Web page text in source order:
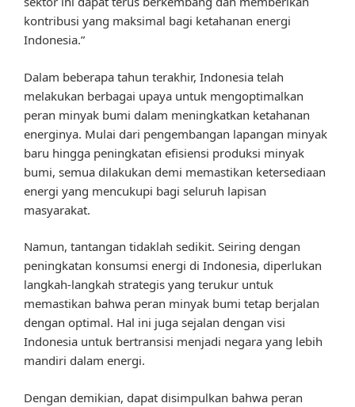
kontribusi yang maksimal bagi ketahanan energi
Indonesia.”
Dalam beberapa tahun terakhir, Indonesia telah
melakukan berbagai upaya untuk mengoptimalkan
peran minyak bumi dalam meningkatkan ketahanan
energinya. Mulai dari pengembangan lapangan minyak
baru hingga peningkatan efisiensi produksi minyak
bumi, semua dilakukan demi memastikan ketersediaan
energi yang mencukupi bagi seluruh lapisan
masyarakat.
Namun, tantangan tidaklah sedikit. Seiring dengan
peningkatan konsumsi energi di Indonesia, diperlukan
langkah-langkah strategis yang terukur untuk
memastikan bahwa peran minyak bumi tetap berjalan
dengan optimal. Hal ini juga sejalan dengan visi
Indonesia untuk bertransisi menjadi negara yang lebih
mandiri dalam energi.
Dengan demikian, dapat disimpulkan bahwa peran